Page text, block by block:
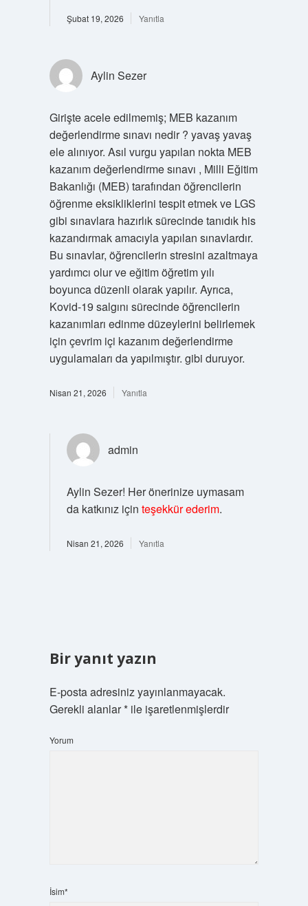
Şubat 19, 2026 Yanıtla
Aylin Sezer
Girişte acele edilmemiş; MEB kazanım
değerlendirme sınavı nedir ? yavaş yavaş
ele alınıyor. Asıl vurgu yapılan nokta MEB
kazanım değerlendirme sınavı , Milli Eğitim
Bakanlığı (MEB) tarafından öğrencilerin
öğrenme eksikliklerini tespit etmek ve LGS
gibi sınavlara hazırlık sürecinde tanıdık his
kazandırmak amacıyla yapılan sınavlardır.
Bu sınavlar, öğrencilerin stresini azaltmaya
yardımcı olur ve eğitim öğretim yılı
boyunca düzenli olarak yapılır. Ayrıca,
Kovid-19 salgını sürecinde öğrencilerin
kazanımları edinme düzeylerini belirlemek
için çevrim içi kazanım değerlendirme
uygulamaları da yapılmıştır. gibi duruyor.
Nisan 21, 2026 Yanıtla
admin
Aylin Sezer! Her önerinize uymasam
da katkınız için teşekkür ederim.
Nisan 21, 2026 Yanıtla
Bir yanıt yazın
E-posta adresiniz yayınlanmayacak.
Gerekli alanlar*ile işaretlenmişlerdir
Yorum
İsim*